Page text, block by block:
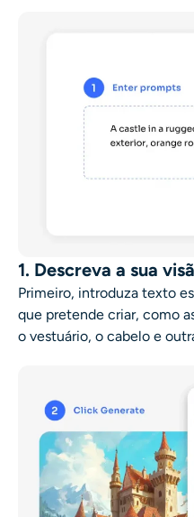
1. Descreva a sua
Primeiro, introduza texto
que pretende criar, como
o vestuário, o cabelo e